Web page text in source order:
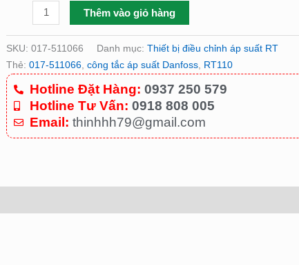
Thêm vào giỏ hàng
SKU: 017-511066 Danh mục: Thiết bị điều chỉnh áp suất RT
Thẻ: 017-511066 công tắc áp suất Danfoss RT110
Hotline Đặt Hàng: 0937 250 579
Hotline Tư Vấn: 0918 808 005
Email: thinhhh79@gmail.com